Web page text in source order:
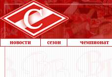
новости сезон чемпионат